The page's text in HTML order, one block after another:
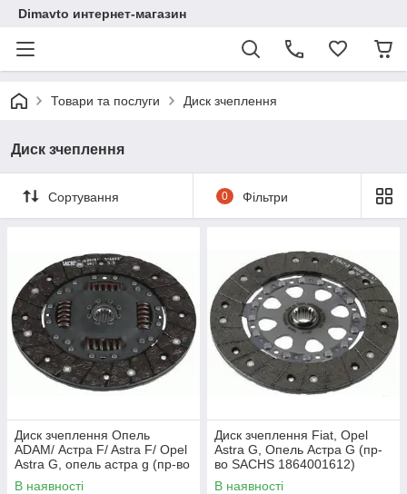
Dimavto интернет-магазин
Товари та послуги Диск зчеплення
Диск зчеплення
Сортування 0 Фільтри
Диск зчеплення Опель
ADAM/ Астра F/ Astra F/ Opel
Astra G, опель астра g (пр-во
SACHS 1878040545)
В наявності
Диск зчеплення Fiat, Opel
Astra G, Опель Астра G (пр-
во SACHS 1864001612)
В наявності